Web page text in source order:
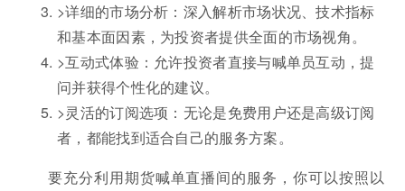
>详细的市场分析：深入解析市场状况、技术指标
和基本面因素，为投资者提供全面的市场视角。
>互动式体验：允许投资者直接与喊单员互动，提
问并获得个性化的建议。
>灵活的订阅选项：无论是免费用户还是高级订阅
者，都能找到适合自己的服务方案。
要充分利用期货喊单直播间的服务，你可以按照以